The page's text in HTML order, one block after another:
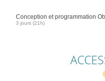
Conception et programmation
3 jours (21h)